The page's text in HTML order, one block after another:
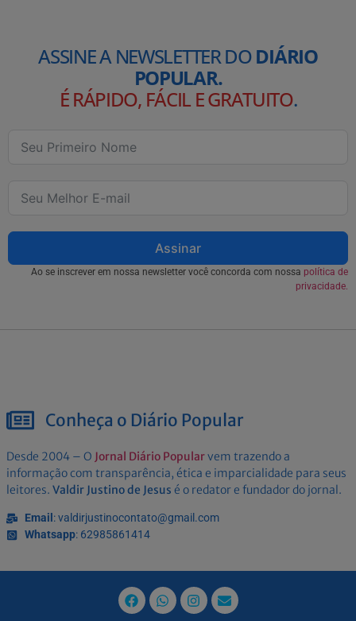
ASSINE A NEWSLETTER DODIÁRIO
POPULAR.
É RÁPIDO, FÁCIL E GRATUITO.
Assinar
Ao se inscrever em nossa newsletter você concorda com nossa política de
privacidade.
Conheça o Diário Popular
Desde 2004 – O Jornal Diário Popularvem trazendo a
informação com transparência, ética e imparcialidade para seus
leitores. Valdir Justino de Jesus é o redator e fundador do jornal.
Email : valdirjustinocontato@gmail.com
Whatsapp: 62985861414